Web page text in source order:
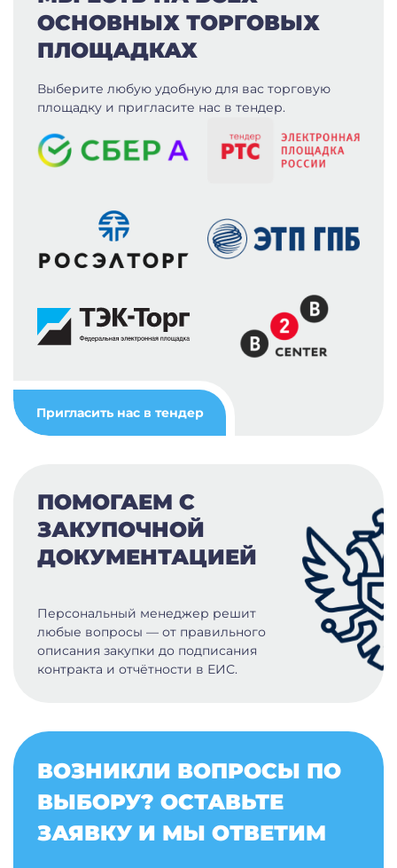
ОСНОВНЫХ ТОРГОВЫХ
ПЛОЩАДКАХ
Выберите любую удобную для вас торговую
площадку и пригласите нас в тендер.
Пригласить нас в тендер
ПОМОГАЕМ С
ЗАКУПОЧНОЙ
ДОКУМЕНТАЦИЕЙ
Персональный менеджер решит
любые вопросы — от правильного
описания закупки до подписания
контракта и отчётности в ЕИС.
ВОЗНИКЛИ ВОПРОСЫ ПО
ВЫБОРУ? ОСТАВЬТЕ
ЗАЯВКУ И МЫ ОТВЕТИМ